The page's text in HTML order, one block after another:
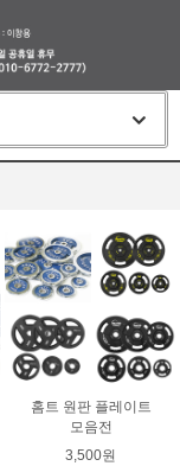
홈트 원판 플레이트
모음전
3,500원